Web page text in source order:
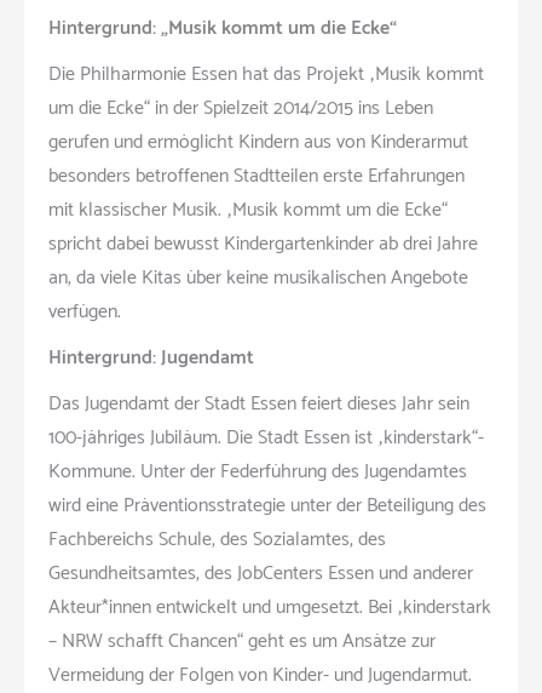
Hintergrund: „Musik kommt um die Ecke“
Die Philharmonie Essen hat das Projekt „Musik kommt
um die Ecke“ in der Spielzeit 2014/2015 ins Leben
gerufen und ermöglicht Kindern aus von Kinderarmut
besonders betroffenen Stadtteilen erste Erfahrungen
mit klassischer Musik. „Musik kommt um die Ecke“
spricht dabei bewusst Kindergartenkinder ab drei Jahre
an, da viele Kitas über keine musikalischen Angebote
verfügen.
Hintergrund: Jugendamt
Das Jugendamt der Stadt Essen feiert dieses Jahr sein
100-jähriges Jubiläum. Die Stadt Essen ist „kinderstark“-
Kommune. Unter der Federführung des Jugendamtes
wird eine Präventionsstrategie unter der Beteiligung des
Fachbereichs Schule, des Sozialamtes, des
Gesundheitsamtes, des JobCenters Essen und anderer
Akteur*innen entwickelt und umgesetzt. Bei „kinderstark
– NRW schafft Chancen“ geht es um Ansätze zur
Vermeidung der Folgen von Kinder- und Jugendarmut.